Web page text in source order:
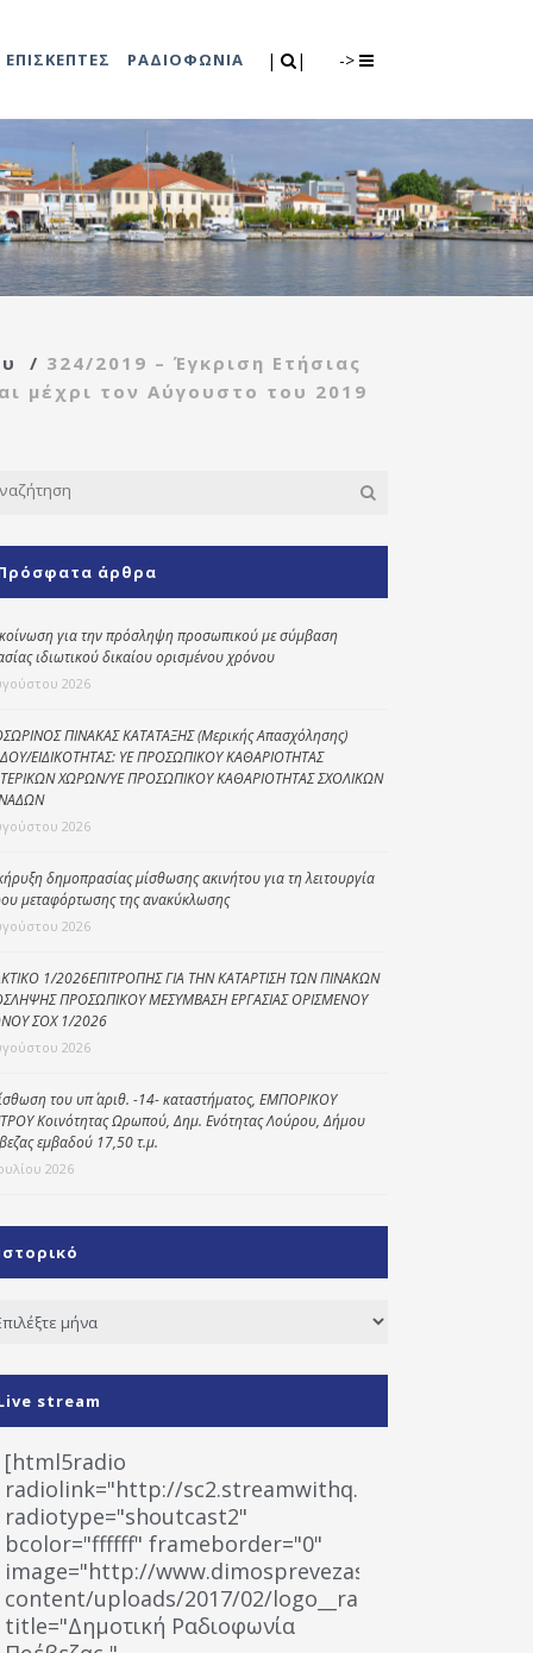
| | ->
Τμήμα Πρόνοιας
Κέντρο
γυναικών
Κέντρο ανοιχτής
(Κ.Α.Π.Η.)
Κοινωνικό
παντοπωλείο
Kοινωνικό
φαρμακείο
Κέντρο Ημερήσιας
Φροντίδας
Ηλικιωμένων
(Κ.Η.Φ.Η.) Πρέβεζας
εκδηλώσεις
ΕΠΙΣΚΕΠΤΕΣ ΡΑΔΙΟΦΩΝΙΑ
/ 324/2019 – Έγκριση Ετήσιας
μέχρι τον Αύγουστο του 2019
άρθρα
για την πρόσληψη προσωπικού με σύμβαση
ιδιωτικού δικαίου ορισμένου χρόνου
2026
ΠΙΝΑΚΑΣ ΚΑΤΑΤΑΞΗΣ (Μερικής Απασχόλησης)
ΕΙΔΙΚΟΤΗΤΑΣ: ΥΕ ΠΡΟΣΩΠΙΚΟΥ ΚΑΘΑΡΙΟΤΗΤΑΣ
ΧΩΡΩΝ/ΥΕ ΠΡΟΣΩΠΙΚΟΥ ΚΑΘΑΡΙΟΤΗΤΑΣ ΣΧΟΛΙΚΩΝ
2026
δημοπρασίας μίσθωσης ακινήτου για τη λειτουργία
μεταφόρτωσης της ανακύκλωσης
2026
1/2026ΕΠΙΤΡΟΠΗΣ ΓΙΑ ΤΗΝ ΚΑΤΑΡΤΙΣΗ ΤΩΝ ΠΙΝΑΚΩΝ
ΠΡΟΣΩΠΙΚΟΥ ΜΕΣΥΜΒΑΣΗ ΕΡΓΑΣΙΑΣ ΟΡΙΣΜΕΝΟΥ
ΣΟΧ 1/2026
2026
του υπ΄ αριθ. -14- καταστήματος, ΕΜΠΟΡΙΚΟΥ
Κοινότητας Ωρωπού, Δημ. Ενότητας Λούρου, Δήμου
εμβαδού 17,50 τ.μ.
2026
stream
[html5radio
radiolink="http://sc2.streamwithq.com:8028/
radiotype="shoutcast2"
bcolor="ffffff" frameborder="0"
image="http://www.dimosprevezas.gr/wp-
content/uploads/2017/02/logo__radiofonias.jpg"
title="Δημοτική Ραδιοφωνία